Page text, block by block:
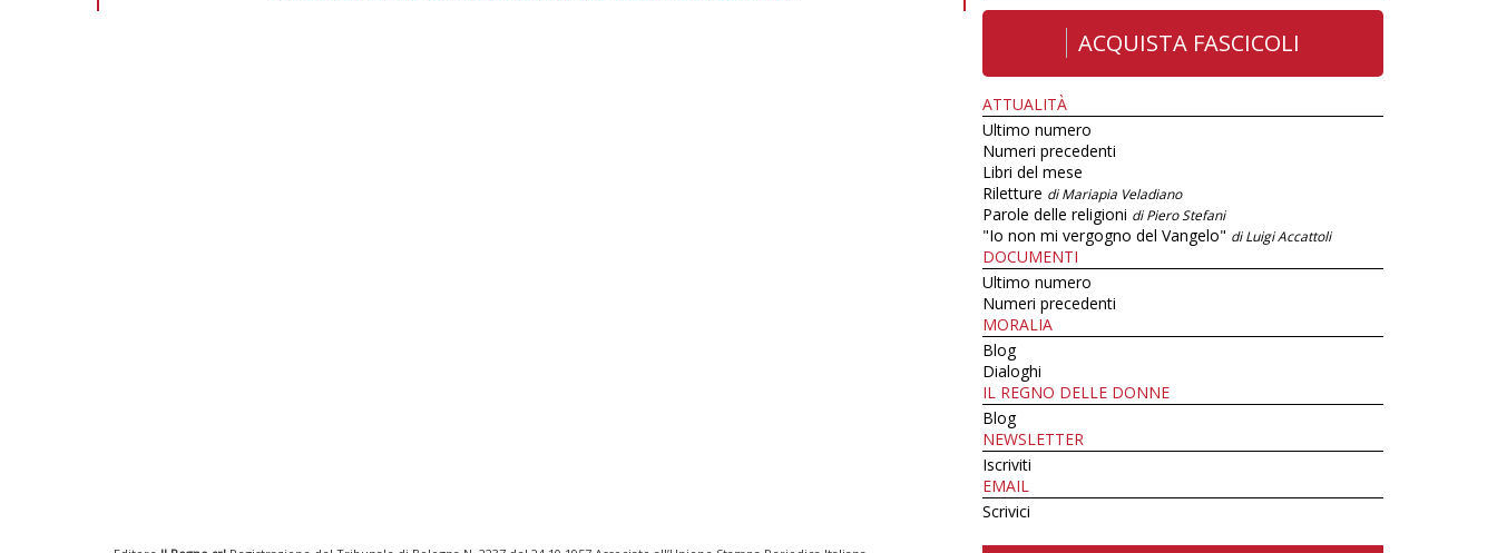
ACQUISTA FASCICOLI
ATTUALITÀ
Ultimo numero
Numeri precedenti
Libri del mese
Riletture di Mariapia Veladiano
Parole delle religioni di Piero Stefani
"Io non mi vergogno del Vangelo" di Luigi Accattoli
DOCUMENTI
Ultimo numero
Numeri precedenti
MORALIA
Blog
Dialoghi
IL REGNO DELLE DONNE
Blog
NEWSLETTER
Iscriviti
EMAIL
Scrivici